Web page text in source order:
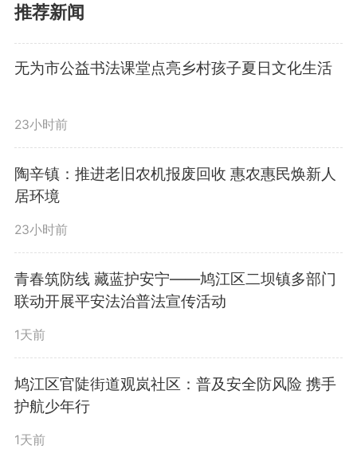
负责同志等出席。市委常委、组织
部部长李欣主持。
宁波指出，今年以来，全市经
济运行顶压前行、稳中有进，实现
了“开门稳”“开门红”。但也要清醒
看到，当前经济持续稳中向好的基
础还需巩固。全市各级各部门要进
一步增强抓发展、往前赶的责任感
紧迫感，咬定目标不松劲，以更大
力度加强经济运行过程管理，以更
推荐新闻
无为市公益书法课堂点亮乡村孩子夏日文化生活
23小时前
陶辛镇：推进老旧农机报废回收 惠农惠民焕新人
居环境
23小时前
青春筑防线 藏蓝护安宁——鸠江区二坝镇多部门
联动开展平安法治普法宣传活动
1天前
鸠江区官陡街道观岚社区：普及安全防风险 携手
护航少年行
1天前